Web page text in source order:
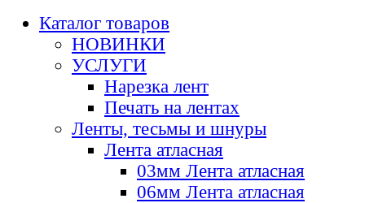
Каталог товаров
НОВИНКИ
УСЛУГИ
Нарезка лент
Печать на лентах
Ленты, тесьмы и шнуры
Лента атласная
03мм Лента атласная
06мм Лента атласная